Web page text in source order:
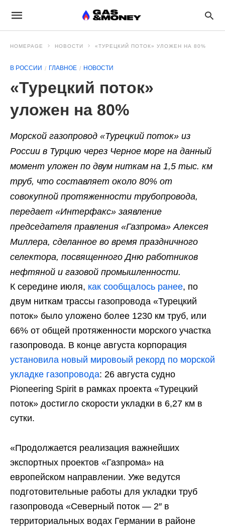
HOMEPAGE НОВОСТИ «ТУРЕЦКИЙ ПОТОК» УЛОЖЕН НА 80%
В РОССИИ ГЛАВНОЕ НОВОСТИ
«Турецкий поток»
уложен на 80%
Морской газопровод «Турецкий поток» из
России в Турцию через Черное море на данный
момент уложен по двум ниткам на 1,5 тыс. км
труб, что составляет около 80% от
совокупной протяженности трубопровода,
передает «Интерфакс» заявление
председателя правления «Газпрома» Алексея
Миллера, сделанное во время праздничного
селектора, посвященного Дню работников
нефтяной и газовой промышленности.
К середине июля, как сообщалось ранее, по
двум ниткам трассы газопровода «Турецкий
поток» было уложено более 1230 км труб, или
66% от общей протяженности морского участка
газопровода. В конце августа корпорация
установила новый мировоый рекорд по морской
укладке газопровода: 26 августа судно
Pioneering Spirit в рамках проекта «Турецкий
поток» достигло скорости укладки в 6,27 км в
сутки.
«Продолжается реализация важнейших
экспортных проектов «Газпрома» на
европейском направлении. Уже ведутся
подготовительные работы для укладки труб
газопровода «Северный поток — 2″ в
территориальных водах Германии в районе